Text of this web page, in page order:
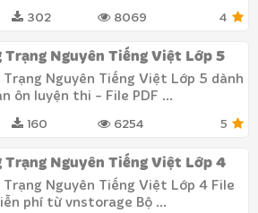
302 8069 4
Trạng Nguyên Tiếng Việt Lớp 5
Trạng Nguyên Tiếng Việt Lớp 5 dành
ôn luyện thi - File PDF ...
160 6254 5
Trạng Nguyên Tiếng Việt Lớp 4
Trạng Nguyên Tiếng Việt Lớp 4 File
phí từ vnstorage Bộ ...